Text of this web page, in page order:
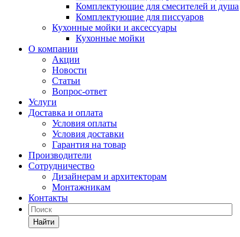
Комплектующие для смесителей и душа
Комплектующие для писсуаров
Кухонные мойки и аксессуары
Кухонные мойки
О компании
Акции
Новости
Статьи
Вопрос-ответ
Услуги
Доставка и оплата
Условия оплаты
Условия доставки
Гарантия на товар
Производители
Сотрудничество
Дизайнерам и архитекторам
Монтажникам
Контакты
Найти